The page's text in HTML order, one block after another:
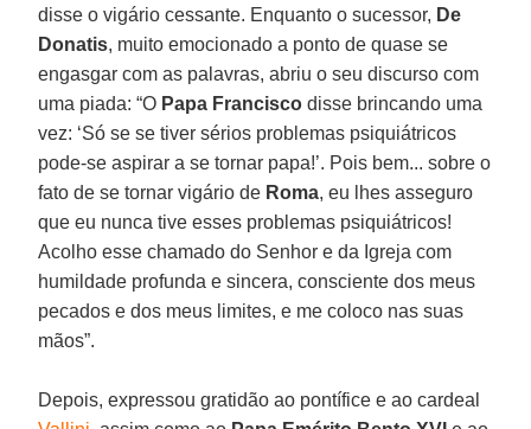
disse o vigário cessante. Enquanto o sucessor, De
Donatis, muito emocionado a ponto de quase se
engasgar com as palavras, abriu o seu discurso com
uma piada: “O Papa Francisco disse brincando uma
vez: ‘Só se se tiver sérios problemas psiquiátricos
pode-se aspirar a se tornar papa!’. Pois bem... sobre o
fato de se tornar vigário de Roma, eu lhes asseguro
que eu nunca tive esses problemas psiquiátricos!
Acolho esse chamado do Senhor e da Igreja com
humildade profunda e sincera, consciente dos meus
pecados e dos meus limites, e me coloco nas suas
mãos”.
Depois, expressou gratidão ao pontífice e ao cardeal